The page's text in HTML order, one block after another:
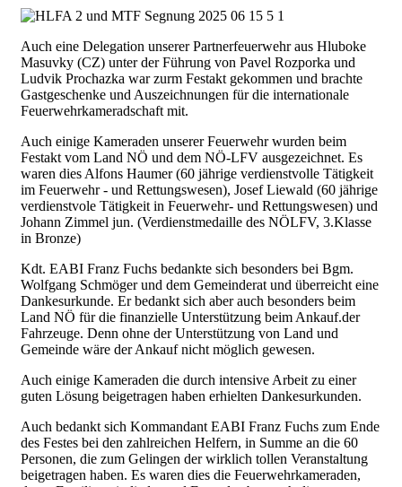
Auch eine Delegation unserer Partnerfeuerwehr aus Hluboke
Masuvky (CZ) unter der Führung von Pavel Rozporka und
Ludvik Prochazka war zurm Festakt gekommen und brachte
Gastgeschenke und Auszeichnungen für die internationale
Feuerwehrkameradschaft mit.
Auch einige Kameraden unserer Feuerwehr wurden beim
Festakt vom Land NÖ und dem NÖ-LFV ausgezeichnet. Es
waren dies Alfons Haumer (60 jährige verdienstvolle Tätigkeit
im Feuerwehr - und Rettungswesen), Josef Liewald (60 jährige
verdienstvole Tätigkeit in Feuerwehr- und Rettungswesen) und
Johann Zimmel jun. (Verdienstmedaille des NÖLFV, 3.Klasse
in Bronze)
Kdt. EABI Franz Fuchs bedankte sich besonders bei Bgm.
Wolfgang Schmöger und dem Gemeinderat und überreicht eine
Dankesurkunde. Er bedankt sich aber auch besonders beim
Land NÖ für die finanzielle Unterstützung beim Ankauf.der
Fahrzeuge. Denn ohne der Unterstützung von Land und
Gemeinde wäre der Ankauf nicht möglich gewesen.
Auch einige Kameraden die durch intensive Arbeit zu einer
guten Lösung beigetragen haben erhielten Dankesurkunden.
Auch bedankt sich Kommandant EABI Franz Fuchs zum Ende
des Festes bei den zahlreichen Helfern, in Summe an die 60
Personen, die zum Gelingen der wirklich tollen Veranstaltung
beigetragen haben. Es waren dies die Feuerwehrkameraden,